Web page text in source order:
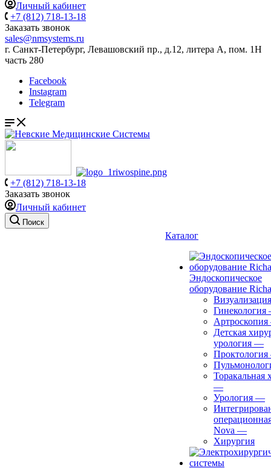
Личный кабинет
+7 (812) 718-13-18
Заказать звонок
sales@nmsystems.ru
г. Санкт-Петербург, Левашовский пр., д.12, литера А, пом. 1Н
часть 280
Facebook
Instagram
Telegram
+7 (812) 718-13-18
Заказать звонок
Личный кабинет
Поиск
Каталог
Эндоскопическое
оборудование
Визуализация
Гинекология
Артроскопия
Детская
урология —
Проктология
Торакальная
—
Урология —
Nova —
Хирургия